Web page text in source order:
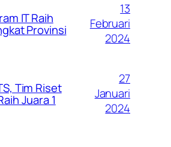
IT Raih
Provinsi
13
Februari
2024
Tim Riset
Juara 1
27
Januari
2024